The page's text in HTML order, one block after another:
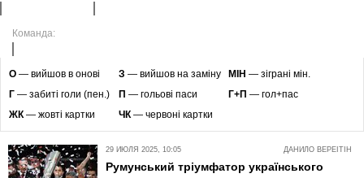
Команда:
O — вийшов в онові З — вийшов на заміну МІН — зіграні мін.
Г — забиті голи (пен.) П — гольові паси Г+П — гол+пас
ЖК— жовті картки ЧК— червоні картки
ДАНИЛО ВЕРЕІТІН
29 ИЮЛЯ 2025, 10:05
Румунський тріумфатор українського